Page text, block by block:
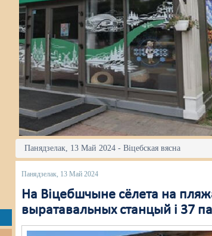
Панядзелак, 13 Май 2024 - Віцебская вясна
Панядзелак, 13 Май 2024
На Віцебшчыне сёлета на
выратавальных станцый і 37